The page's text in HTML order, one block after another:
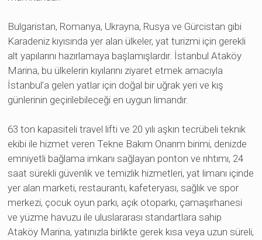
Bulgaristan, Romanya, Ukrayna, Rusya ve Gürcistan gibi
Karadeniz kıyısında yer alan ülkeler, yat turizmi için gerekli
alt yapılarını hazırlamaya başlamışlardır. İstanbul Ataköy
Marina, bu ülkelerin kıyılarını ziyaret etmek amacıyla
İstanbul’a gelen yatlar için doğal bir uğrak yeri ve kış
günlerinin geçirilebileceği en uygun limandır.
63 ton kapasiteli travel lifti ve 20 yılı aşkın tecrübeli teknik
ekibi ile hizmet veren Tekne Bakım Onarım birimi, denizde
emniyetli bağlama imkanı sağlayan ponton ve rıhtımı, 24
saat sürekli güvenlik ve temizlik hizmetleri, yat limanı içinde
yer alan marketi, restaurantı, kafeteryası, sağlık ve spor
merkezi, çocuk oyun parkı, açık otoparkı, çamaşırhanesi
ve yüzme havuzu ile uluslararası standartlara sahip
Ataköy Marina, yatınızla birlikte gerek kısa veya uzun süreli,